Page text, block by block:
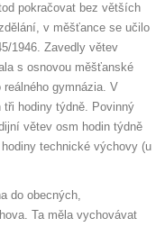
pokračovat bez větších
v měšťance se učilo
1946. Zavedly větev
s osnovou měšťanské
gymnázia. V
hodiny týdně. Povinný
větev osm hodin týdně
technické výchovy (u
do obecných,
Ta měla vychovávat